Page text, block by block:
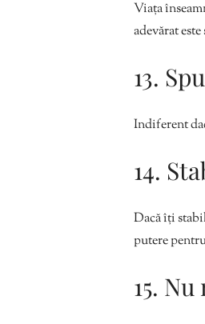
Viața
adevărat
13.
Indiferent
14.
Dacă îți
putere
15.